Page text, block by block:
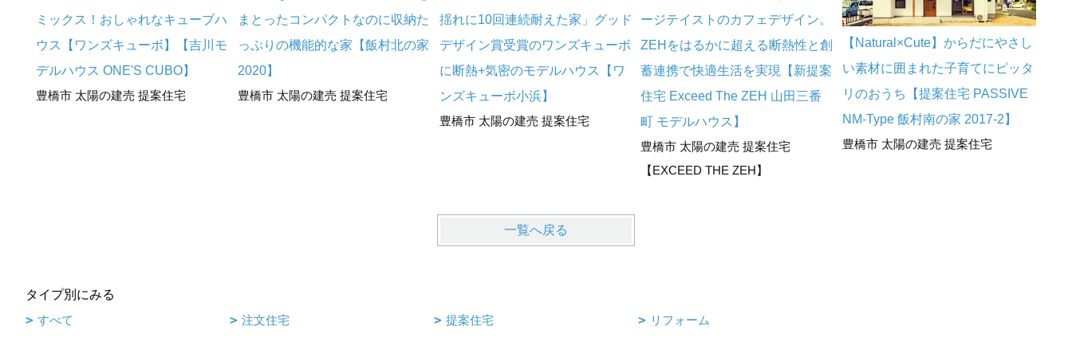
ミックス！おしゃれなキューブハ
ウス【ワンズキューボ】【吉川モ
デルハウス ONE'S CUBO】
豊橋市 太陽の建売 提案住宅
まとったコンパクトなのに収納た
っぷりの機能的な家【飯村北の家
2020】
豊橋市 太陽の建売 提案住宅
揺れに10回連続耐えた家」グッド
デザイン賞受賞のワンズキューボ
に断熱+気密のモデルハウス【ワ
ンズキューボ小浜】
豊橋市 太陽の建売 提案住宅
ージテイストのカフェデザイン。
ZEHをはるかに超える断熱性と創
蓄連携で快適生活を実現【新提案
住宅 Exceed The ZEH 山田三番
町 モデルハウス】
豊橋市 太陽の建売 提案住宅
【EXCEED THE ZEH】
【Natural×Cute】からだにやさし
い素材に囲まれた子育てにピッタ
リのおうち【提案住宅 PASSIVE
NM-Type 飯村南の家 2017-2】
豊橋市 太陽の建売 提案住宅
一覧へ戻る
タイプ別にみる
すべて
注文住宅 提案住宅 リフォーム